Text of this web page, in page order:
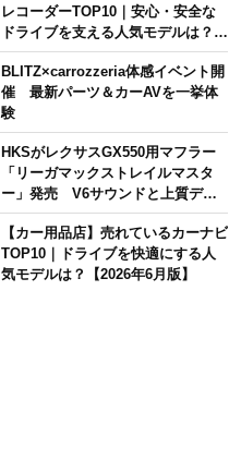
レコーダーTOP10｜安心・安全な
ドライブを支える人気モデルは？
【2026年6月版】
BLITZ×carrozzeria体感イベント開
催 最新パーツ＆カーAVを一挙体
験
HKSがレクサスGX550用マフラー
「リーガマックストレイルマスタ
ー」発売 V6サウンドと上質デザ
インを両立
【カー用品店】売れているカーナビ
TOP10｜ドライブを快適にする人
気モデルは？【2026年6月版】